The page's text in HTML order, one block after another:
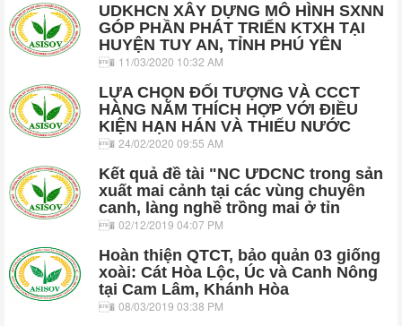
UDKHCN XÂY DỰNG MÔ HÌNH SXNN
GÓP PHẦN PHÁT TRIỂN KTXH TẠI
HUYỆN TUY AN, TỈNH PHÚ YÊN
11/03/2020 10:32 AM
LỰA CHỌN ĐỐI TƯỢNG VÀ CCCT
HÀNG NĂM THÍCH HỢP VỚI ĐIỀU
KIỆN HẠN HÁN VÀ THIẾU NƯỚC
24/02/2020 09:55 AM
Kết quả đề tài "NC ƯDCNC trong sản
xuất mai cảnh tại các vùng chuyên
canh, làng nghề trồng mai ở tỉn
02/12/2019 04:07 PM
Hoàn thiện QTCT, bảo quản 03 giống
xoài: Cát Hòa Lộc, Úc và Canh Nông
tại Cam Lâm, Khánh Hòa
08/03/2019 03:38 PM